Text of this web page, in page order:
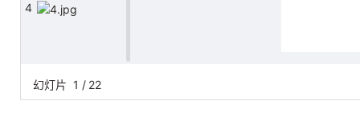
4
幻灯片 1 / 22